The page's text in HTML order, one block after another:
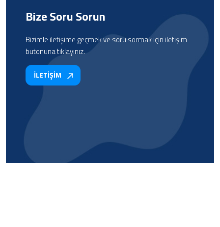
Bize Soru Sorun
Bizimle iletişime geçmek ve soru sormak için iletişim
butonuna tıklayınız.
İLETİŞİM